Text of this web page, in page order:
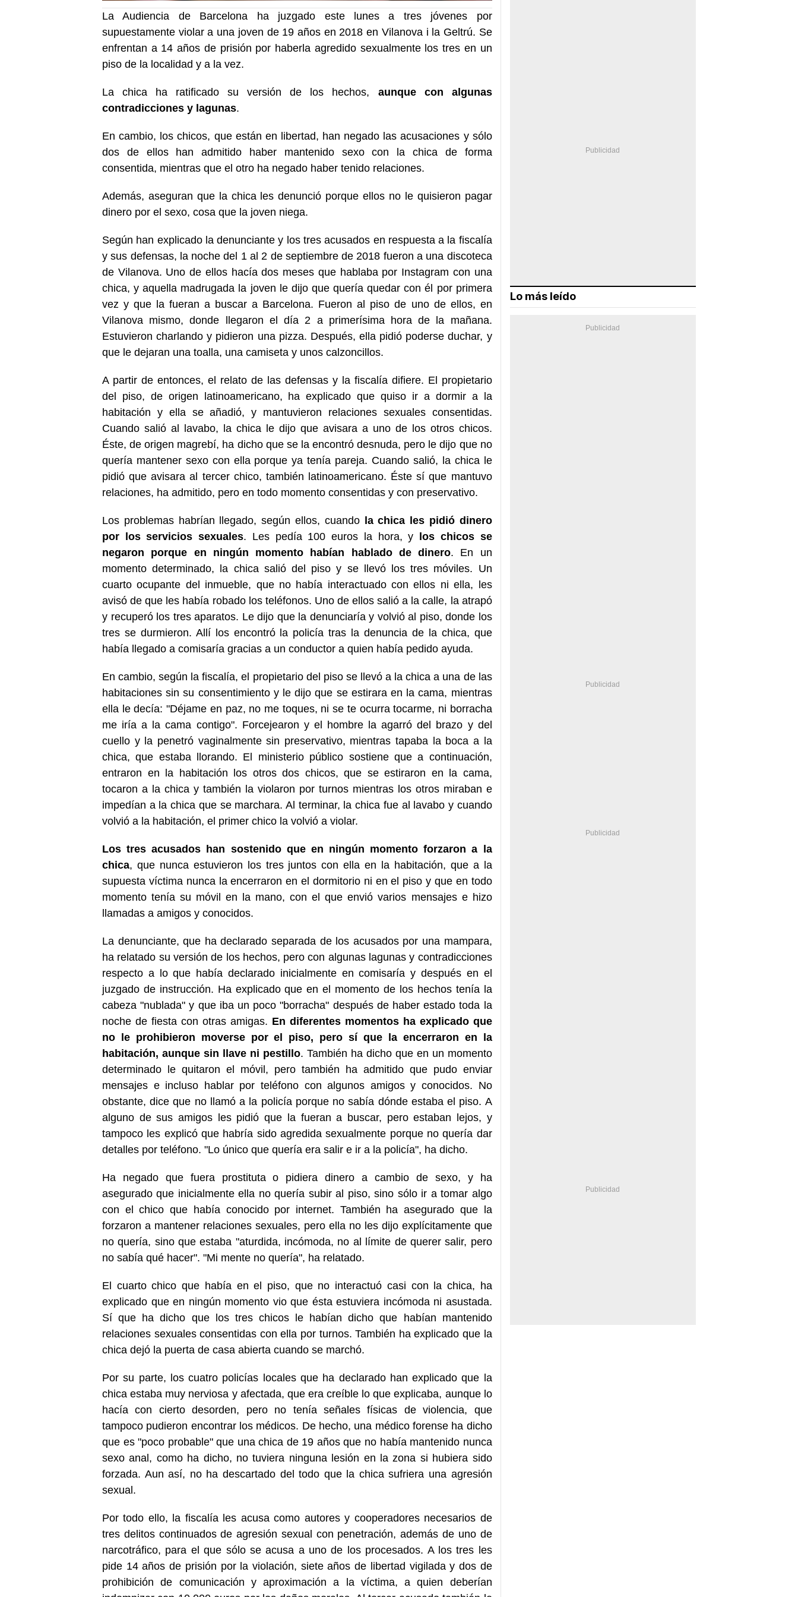
La Audiencia de Barcelona ha juzgado este lunes a tres jóvenes por
supuestamente violar a una joven de 19 años en 2018 en Vilanova i la Geltrú. Se
enfrentan a 14 años de prisión por haberla agredido sexualmente los tres en un
piso de la localidad y a la vez.
La chica ha ratificado su versión de los hechos, aunque con algunas
contradicciones y lagunas.
En cambio, los chicos, que están en libertad, han negado las acusaciones y sólo
dos de ellos han admitido haber mantenido sexo con la chica de forma
consentida, mientras que el otro ha negado haber tenido relaciones.
Además, aseguran que la chica les denunció porque ellos no le quisieron pagar
dinero por el sexo, cosa que la joven niega.
Según han explicado la denunciante y los tres acusados en respuesta a la fiscalía
y sus defensas, la noche del 1 al 2 de septiembre de 2018 fueron a una discoteca
de Vilanova. Uno de ellos hacía dos meses que hablaba por Instagram con una
chica, y aquella madrugada la joven le dijo que quería quedar con él por primera
vez y que la fueran a buscar a Barcelona. Fueron al piso de uno de ellos, en
Vilanova mismo, donde llegaron el día 2 a primerísima hora de la mañana.
Estuvieron charlando y pidieron una pizza. Después, ella pidió poderse duchar, y
que le dejaran una toalla, una camiseta y unos calzoncillos.
A partir de entonces, el relato de las defensas y la fiscalía difiere. El propietario
del piso, de origen latinoamericano, ha explicado que quiso ir a dormir a la
habitación y ella se añadió, y mantuvieron relaciones sexuales consentidas.
Cuando salió al lavabo, la chica le dijo que avisara a uno de los otros chicos.
Éste, de origen magrebí, ha dicho que se la encontró desnuda, pero le dijo que no
quería mantener sexo con ella porque ya tenía pareja. Cuando salió, la chica le
pidió que avisara al tercer chico, también latinoamericano. Éste sí que mantuvo
relaciones, ha admitido, pero en todo momento consentidas y con preservativo.
Los problemas habrían llegado, según ellos, cuando la chica les pidió dinero
por los servicios sexuales. Les pedía 100 euros la hora, y los chicos se
negaron porque en ningún momento habían hablado de dinero. En un
momento determinado, la chica salió del piso y se llevó los tres móviles. Un
cuarto ocupante del inmueble, que no había interactuado con ellos ni ella, les
avisó de que les había robado los teléfonos. Uno de ellos salió a la calle, la atrapó
y recuperó los tres aparatos. Le dijo que la denunciaría y volvió al piso, donde los
tres se durmieron. Allí los encontró la policía tras la denuncia de la chica, que
había llegado a comisaría gracias a un conductor a quien había pedido ayuda.
En cambio, según la fiscalía, el propietario del piso se llevó a la chica a una de las
habitaciones sin su consentimiento y le dijo que se estirara en la cama, mientras
ella le decía: "Déjame en paz, no me toques, ni se te ocurra tocarme, ni borracha
me iría a la cama contigo". Forcejearon y el hombre la agarró del brazo y del
cuello y la penetró vaginalmente sin preservativo, mientras tapaba la boca a la
chica, que estaba llorando. El ministerio público sostiene que a continuación,
entraron en la habitación los otros dos chicos, que se estiraron en la cama,
tocaron a la chica y también la violaron por turnos mientras los otros miraban e
impedían a la chica que se marchara. Al terminar, la chica fue al lavabo y cuando
volvió a la habitación, el primer chico la volvió a violar.
Los tres acusados han sostenido que en ningún momento forzaron a la
chica, que nunca estuvieron los tres juntos con ella en la habitación, que a la
supuesta víctima nunca la encerraron en el dormitorio ni en el piso y que en todo
momento tenía su móvil en la mano, con el que envió varios mensajes e hizo
llamadas a amigos y conocidos.
La denunciante, que ha declarado separada de los acusados por una mampara,
ha relatado su versión de los hechos, pero con algunas lagunas y contradicciones
respecto a lo que había declarado inicialmente en comisaría y después en el
juzgado de instrucción. Ha explicado que en el momento de los hechos tenía la
cabeza "nublada" y que iba un poco "borracha" después de haber estado toda la
noche de fiesta con otras amigas. En diferentes momentos ha explicado que
no le prohibieron moverse por el piso, pero sí que la encerraron en la
habitación, aunque sin llave ni pestillo. También ha dicho que en un momento
determinado le quitaron el móvil, pero también ha admitido que pudo enviar
mensajes e incluso hablar por teléfono con algunos amigos y conocidos. No
obstante, dice que no llamó a la policía porque no sabía dónde estaba el piso. A
alguno de sus amigos les pidió que la fueran a buscar, pero estaban lejos, y
tampoco les explicó que habría sido agredida sexualmente porque no quería dar
detalles por teléfono. "Lo único que quería era salir e ir a la policía", ha dicho.
Ha negado que fuera prostituta o pidiera dinero a cambio de sexo, y ha
asegurado que inicialmente ella no quería subir al piso, sino sólo ir a tomar algo
con el chico que había conocido por internet. También ha asegurado que la
forzaron a mantener relaciones sexuales, pero ella no les dijo explícitamente que
no quería, sino que estaba "aturdida, incómoda, no al límite de querer salir, pero
no sabía qué hacer". "Mi mente no quería", ha relatado.
El cuarto chico que había en el piso, que no interactuó casi con la chica, ha
explicado que en ningún momento vio que ésta estuviera incómoda ni asustada.
Sí que ha dicho que los tres chicos le habían dicho que habían mantenido
relaciones sexuales consentidas con ella por turnos. También ha explicado que la
chica dejó la puerta de casa abierta cuando se marchó.
Por su parte, los cuatro policías locales que ha declarado han explicado que la
chica estaba muy nerviosa y afectada, que era creíble lo que explicaba, aunque lo
hacía con cierto desorden, pero no tenía señales físicas de violencia, que
tampoco pudieron encontrar los médicos. De hecho, una médico forense ha dicho
que es "poco probable" que una chica de 19 años que no había mantenido nunca
sexo anal, como ha dicho, no tuviera ninguna lesión en la zona si hubiera sido
forzada. Aun así, no ha descartado del todo que la chica sufriera una agresión
sexual.
Por todo ello, la fiscalía les acusa como autores y cooperadores necesarios de
tres delitos continuados de agresión sexual con penetración, además de uno de
narcotráfico, para el que sólo se acusa a uno de los procesados. A los tres les
pide 14 años de prisión por la violación, siete años de libertad vigilada y dos de
prohibición de comunicación y aproximación a la víctima, a quien deberían
Lo más leído